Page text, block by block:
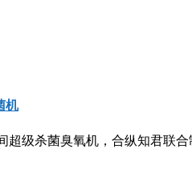
机
超级杀菌臭氧机，合纵知君联